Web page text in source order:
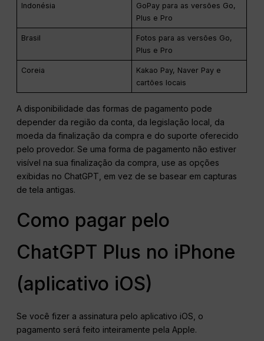
Indonésia
GoPay para as versões Go,
Plus e Pro
Brasil
Fotos para as versões Go,
Plus e Pro
Coreia
Kakao Pay, Naver Pay e
cartões locais
A disponibilidade das formas de pagamento pode
depender da região da conta, da legislação local, da
moeda da finalização da compra e do suporte oferecido
pelo provedor. Se uma forma de pagamento não estiver
visível na sua finalização da compra, use as opções
exibidas no ChatGPT, em vez de se basear em capturas
de tela antigas.
Como pagar pelo
ChatGPT Plus no iPhone
(aplicativo iOS)
Se você fizer a assinatura pelo aplicativo iOS, o
pagamento será feito inteiramente pela Apple.